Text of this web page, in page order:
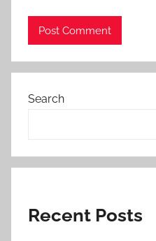
Search
Recent Posts